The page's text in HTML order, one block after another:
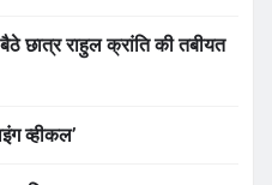
छात्र राहुल क्रांति की तबीयत
व्हीकल’